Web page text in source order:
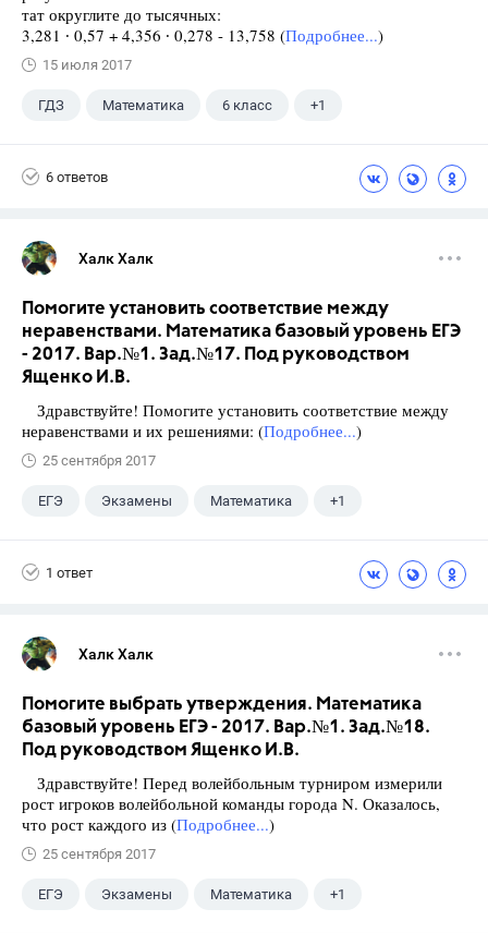
тат округлите до тысячных:
3,281 ∙ 0,57 + 4,356 ∙ 0,278 - 13,758 (Подробнее...)
15 июля 2017
ГДЗ Математика 6 класс +1
6 ответов
Халк Халк
Помогите установить соответствие между
неравенствами. Математика базовый уровень ЕГЭ
- 2017. Вар.№1. Зад.№17. Под руководством
Ященко И.В.
Здравствуйте! Помогите установить соответствие между
неравенствами и их решениями: (Подробнее...)
25 сентября 2017
ЕГЭ Экзамены Математика +1
1 ответ
Халк Халк
Помогите выбрать утверждения. Математика
базовый уровень ЕГЭ - 2017. Вар.№1. Зад.№18.
Под руководством Ященко И.В.
Здравствуйте! Перед волейбольным турниром измерили
рост игроков волейбольной команды города N. Оказалось,
что рост каждого из (Подробнее...)
25 сентября 2017
ЕГЭ Экзамены Математика +1